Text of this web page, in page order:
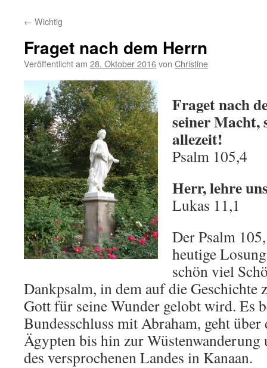
← Wichtig
Fraget nach dem Herrn
Veröffentlicht am 28. Oktober 2016von Christine
Fraget nach
seiner Macht,
allezeit!
Psalm 105,4
Herr, lehre
Lukas 11,1
Der Psalm
heutige
schön viel
Dankpsalm, in dem auf die Geschichte
Gott für seine Wunder gelobt wird. Es
Bundesschluss mit Abraham, geht
Ägypten bis hin zur
des versprochenen Landes in Kanaan.